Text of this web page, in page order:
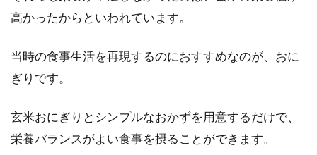
米機にかけることは可能？
せんか？玄米を害虫から守り美味しく食べる
玄米を柔らかく、野菜の農薬除去に
高かったからといわれています。
当時の食事生活を再現するのにおすすめなのが、おに
ぎりです。
玄米おにぎりとシンプルなおかずを用意するだけで、
栄養バランスがよい食事を摂ることができます。